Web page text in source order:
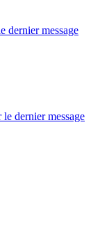
dernier message
le dernier message